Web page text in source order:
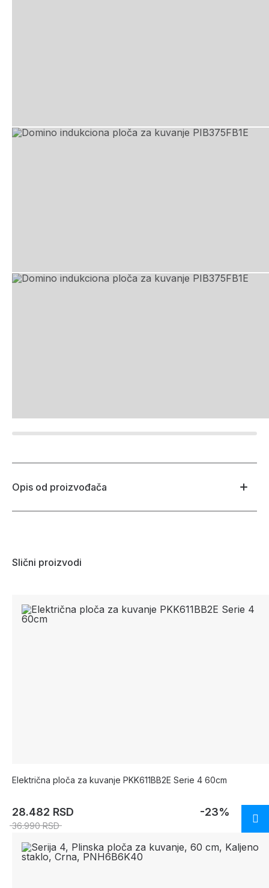
Opis od proizvođača
Slični proizvodi
Električna ploča za kuvanje PKK611BB2E Serie 4 60cm
28.482 RSD
36.990 RSD
-23%